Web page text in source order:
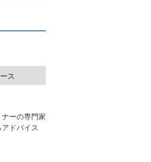
ス
ーの専門家
ドバイス